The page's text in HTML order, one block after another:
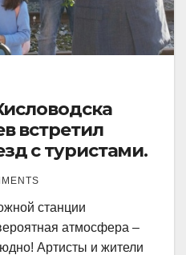
встретил
с туристами.
станции
атмосфера –
Артисты и жители